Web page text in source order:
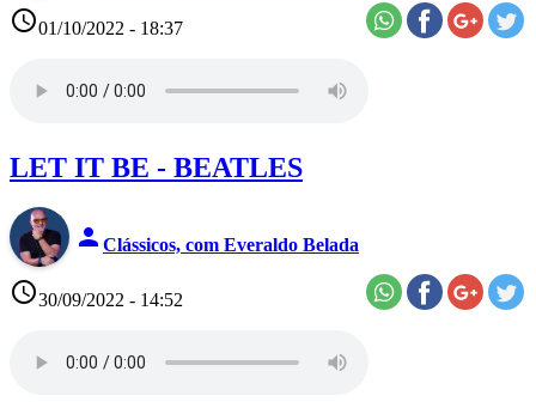
access_time01/10/2022 - 18:37
LET IT BE - BEATLES
person Clássicos, com Everaldo Belada
access_time30/09/2022 - 14:52